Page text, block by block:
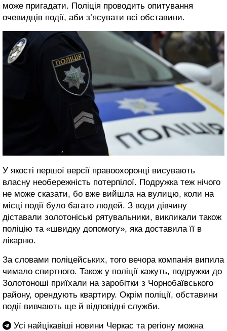
може пригадати. Поліція проводить опитування
очевидців події, аби з’ясувати всі обставини.
У якості першої версії правоохоронці висувають
власну необережність потерпілої. Подружка теж нічого
не може сказати, бо вже вийшла на вулицю, коли на
місці події було багато людей. З води дівчину
діставали золотоніські рятувальники, викликали також
поліцію та «швидку допомогу», яка доставила її в
лікарню.
За словами поліцейських, того вечора компанія випила
чимало спиртного. Також у поліції кажуть, подружки до
Золотоноші приїхали на заробітки з Чорнобаївського
району, орендують квартиру. Окрім поліції, обставини
події вивчають ще й відповідні служби.
Усі найцікавіші новини Черкас та регіону можна